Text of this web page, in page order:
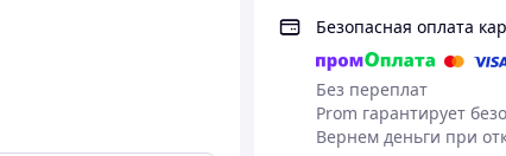
Безопасная оплата
Без переплат
Prom гарантирует
Вернем деньги при